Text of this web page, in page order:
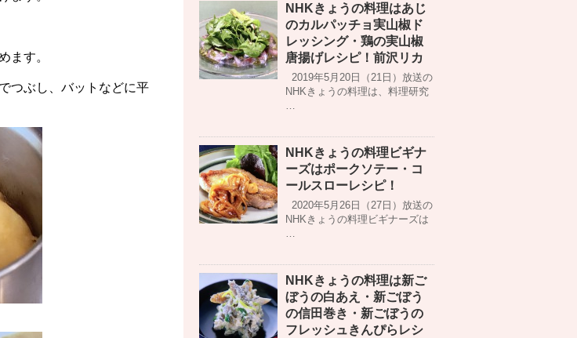
ます。
つぶし、バットなどに平
NHKきょうの料理はあじ
のカルパッチョ実山椒ド
レッシング・鶏の実山椒
唐揚げレシピ！前沢リカ
2019年5月20日（21日）放送の
NHKきょうの料理は、料理研究
…
NHKきょうの料理ビギナ
ーズはポークソテー・コ
ールスローレシピ！
2020年5月26日（27日）放送の
NHKきょうの料理ビギナーズは
…
NHKきょうの料理は新ご
ぼうの白あえ・新ごぼう
の信田巻き・新ごぼうの
フレッシュきんぴらレシ